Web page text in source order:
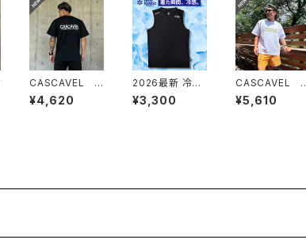
CASCAVEL バ
ック LARGEロゴ
プラシャツ ブラ
¥4,620
2026最新 冷感
2WAYノースリ
ーブシャツ ブ
¥3,300
CASCAVEL R
OUGH CAMO
BOX TEE ホ
¥5,610